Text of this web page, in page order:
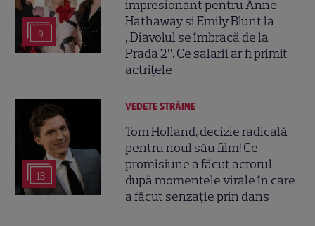
9
impresionant pentru Anne
Hathaway și Emily Blunt la
„Diavolul se îmbracă de la
Prada 2”. Ce salarii ar fi primit
actrițele
13
VEDETE STRĂINE
Tom Holland, decizie radicală
pentru noul său film! Ce
promisiune a făcut actorul
după momentele virale în care
a făcut senzație prin dans